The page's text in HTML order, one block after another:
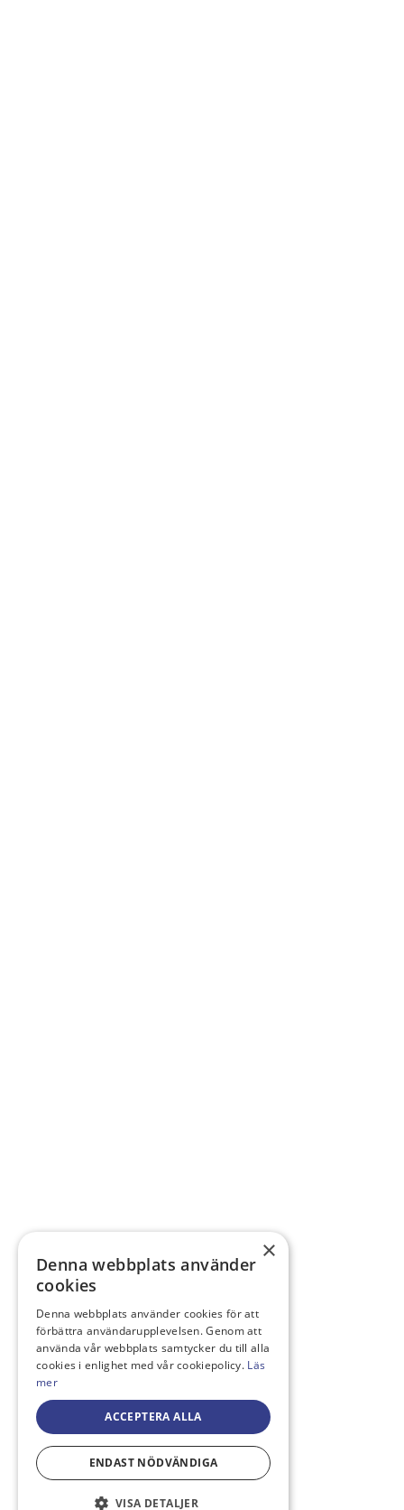
×
Denna webbplats använder
cookies
Denna webbplats använder cookies för att
förbättra användarupplevelsen. Genom att
använda vår webbplats samtycker du till alla
cookies i enlighet med vår cookiepolicy. Läs
mer
ACCEPTERA ALLA
ENDAST NÖDVÄNDIGA
VISA DETALJER